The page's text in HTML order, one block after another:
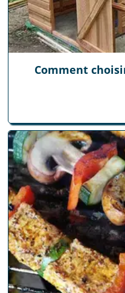
Comment